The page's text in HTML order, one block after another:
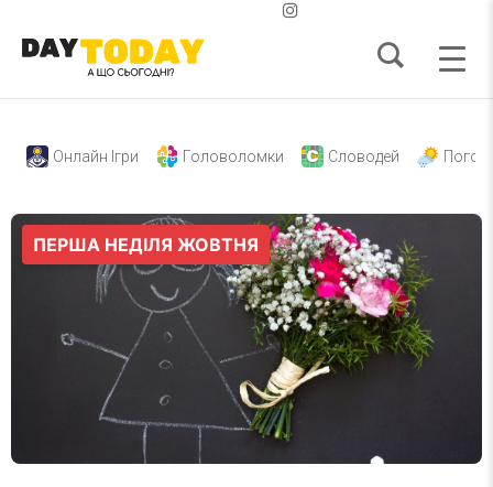
Онлайн Ігри Головоломки Словодей